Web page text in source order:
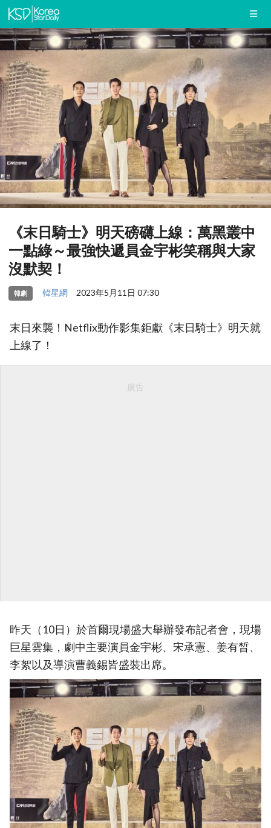
《末日騎士》明天磅礴上線：萬黑叢中
一點綠～最強快遞員金宇彬笑稱與大家
沒默契！
韓劇 韓星網 2023年5月11日 07:30
末日來襲！Netflix動作影集鉅獻《末日騎士》明天就
上線了！
廣告
昨天（10日）於首爾現場盛大舉辦發布記者會，現場
巨星雲集，劇中主要演員金宇彬、宋承憲、姜有晳、
李絮以及導演曹義錫皆盛裝出席。